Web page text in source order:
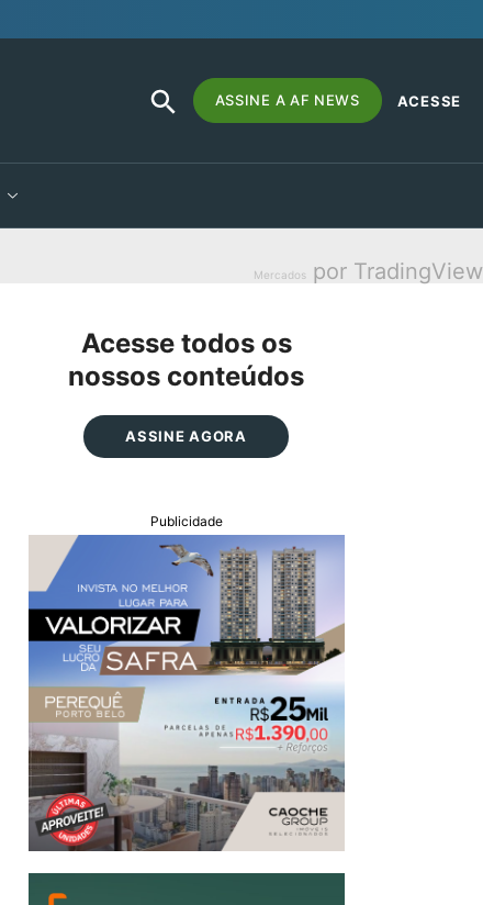
Search
for:
SEARCH
BUTTON
ASSINE A AF NEWS ACESSE
Mercados por TradingView
Acesse todos os
nossos conteúdos
ASSINE AGORA
Publicidade